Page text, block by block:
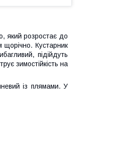
який розростає до
щорічно. Кустарник
підійдуть
зимостійкість на
із плямами. У